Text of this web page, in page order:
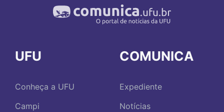
UFU
Conheça a UFU
Campi
COMUNICA
Expediente
Notícias